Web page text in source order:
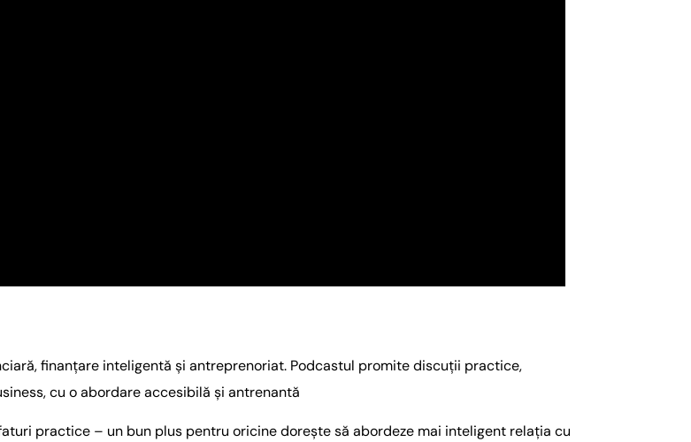
finanțare inteligentă și antreprenoriat. Podcastul promite discuții practice,
cu o abordare accesibilă și antrenantă
practice – un bun plus pentru oricine dorește să abordeze mai inteligent relația cu